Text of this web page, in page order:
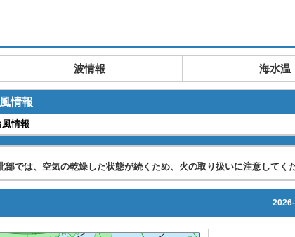
波情報 海水温
情報
情報
では、空気の乾燥した状態が続くため、火の取り扱いに注意してく